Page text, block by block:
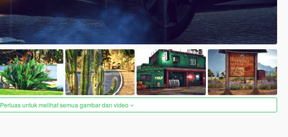
Perluas untuk melihat semua gambar dan video